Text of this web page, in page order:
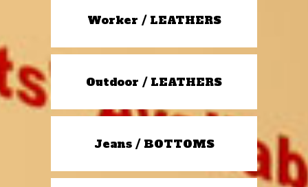
Worker / LEATHERS
Outdoor / LEATHERS
Jeans / BOTTOMS